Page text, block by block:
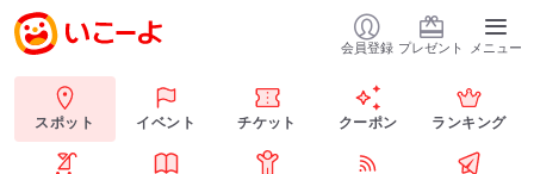
会員登録 プレゼント メニュー
スポット イベント チケット クーポン ランキング